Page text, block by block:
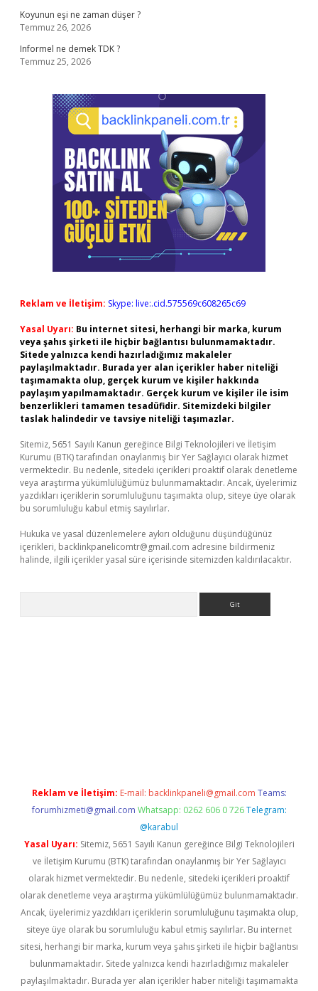
Koyunun eşi ne zaman düşer ?
Temmuz 26, 2026
Informel ne demek TDK ?
Temmuz 25, 2026
Reklam ve İletişim: Skype: live:.cid.575569c608265c69
Yasal Uyarı: Bu internet sitesi, herhangi bir marka, kurum
veya şahıs şirketi ile hiçbir bağlantısı bulunmamaktadır.
Sitede yalnızca kendi hazırladığımız makaleler
paylaşılmaktadır. Burada yer alan içerikler haber niteliği
taşımamakta olup, gerçek kurum ve kişiler hakkında
paylaşım yapılmamaktadır. Gerçek kurum ve kişiler ile isim
benzerlikleri tamamen tesadüfidir. Sitemizdeki bilgiler
taslak halindedir ve tavsiye niteliği taşımazlar.
Sitemiz, 5651 Sayılı Kanun gereğince Bilgi Teknolojileri ve İletişim
Kurumu (BTK) tarafından onaylanmış bir Yer Sağlayıcı olarak hizmet
vermektedir. Bu nedenle, sitedeki içerikleri proaktif olarak denetleme
veya araştırma yükümlülüğümüz bulunmamaktadır. Ancak, üyelerimiz
yazdıkları içeriklerin sorumluluğunu taşımakta olup, siteye üye olarak
bu sorumluluğu kabul etmiş sayılırlar.
Hukuka ve yasal düzenlemelere aykırı olduğunu düşündüğünüz
içerikleri, backlinkpanelicomtr@gmail.com adresine bildirmeniz
halinde, ilgili içerikler yasal süre içerisinde sitemizden kaldırılacaktır.
Reklam ve İletişim: E-mail: backlinkpaneli@gmail.com Teams:
forumhizmeti@gmail.com Whatsapp: 0262 606 0 726 Telegram:
@karabul
Yasal Uyarı: Sitemiz, 5651 Sayılı Kanun gereğince Bilgi Teknolojileri
ve İletişim Kurumu (BTK) tarafından onaylanmış bir Yer Sağlayıcı
olarak hizmet vermektedir. Bu nedenle, sitedeki içerikleri proaktif
olarak denetleme veya araştırma yükümlülüğümüz bulunmamaktadır.
Ancak, üyelerimiz yazdıkları içeriklerin sorumluluğunu taşımakta olup,
siteye üye olarak bu sorumluluğu kabul etmiş sayılırlar. Bu internet
sitesi, herhangi bir marka, kurum veya şahıs şirketi ile hiçbir bağlantısı
bulunmamaktadır. Sitede yalnızca kendi hazırladığımız makaleler
paylaşılmaktadır. Burada yer alan içerikler haber niteliği taşımamakta